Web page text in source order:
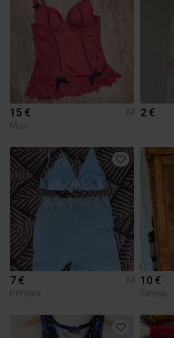
15 €
M
Muu
2 €
7 €
M
Primark
10 €
Sinsay